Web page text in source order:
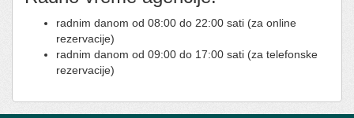
radnim danom od 08:00 do 22:00 sati (za online
rezervacije)
radnim danom od 09:00 do 17:00 sati (za telefonske
rezervacije)